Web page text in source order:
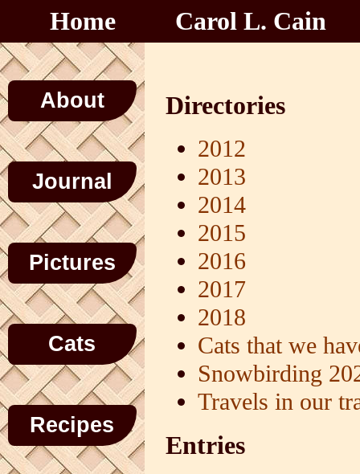
Home Carol L. Cain
About
Journal
Pictures
Cats
Recipes
Directories
2012
2013
2014
2015
2016
2017
2018
Cats that we
Snowbirding
Travels in our
Entries